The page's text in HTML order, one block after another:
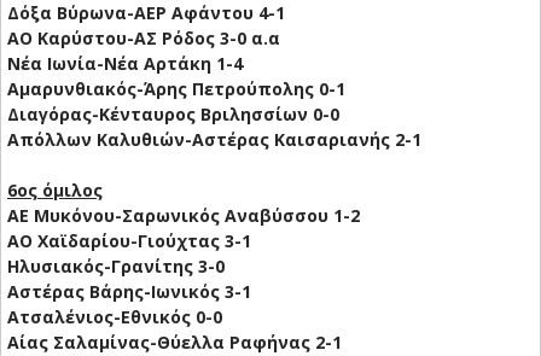
Δόξα Βύρωνα-ΑΕΡ Αφάντου 4-1
ΑΟ Καρύστου-ΑΣ Ρόδος 3-0 α.α
Νέα Ιωνία-Νέα Αρτάκη 1-4
Αμαρυνθιακός-Άρης Πετρούπολης 0-1
Διαγόρας-Κένταυρος Βριλησσίων 0-0
Απόλλων Καλυθιών-Αστέρας Καισαριανής 2-1
6ος όμιλος
ΑΕ Μυκόνου-Σαρωνικός Αναβύσσου 1-2
ΑΟ Χαϊδαρίου-Γιούχτας 3-1
Ηλυσιακός-Γρανίτης 3-0
Αστέρας Βάρης-Ιωνικός 3-1
Ατσαλένιος-Εθνικός 0-0
Αίας Σαλαμίνας-Θύελλα Ραφήνας 2-1